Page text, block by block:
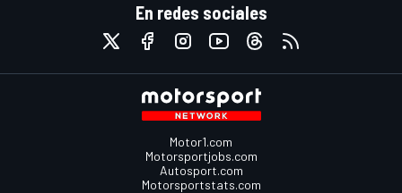
En redes sociales
Motor1.com
Motorsportjobs.com
Autosport.com
Motorsportstats.com